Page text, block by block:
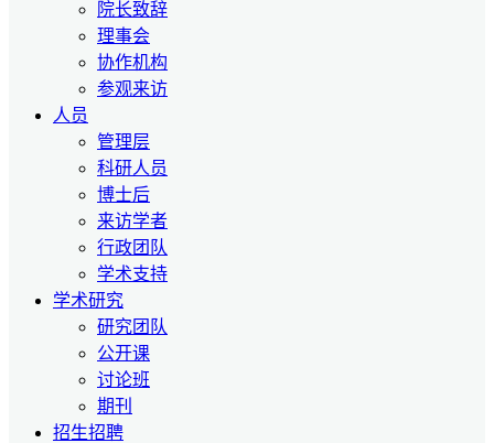
院长致辞
理事会
协作机构
参观来访
人员
管理层
科研人员
博士后
来访学者
行政团队
学术支持
学术研究
研究团队
公开课
讨论班
期刊
招生招聘